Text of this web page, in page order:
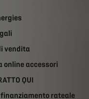
vendita
online accessori
QUI
rateale